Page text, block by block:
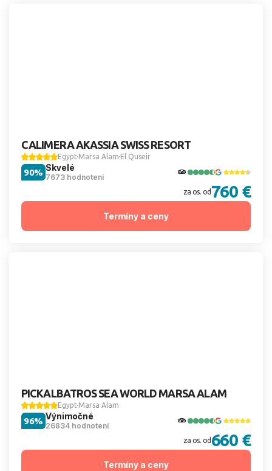
CALIMERA AKASSIA SWISS RESORT
Egypt Marsa Alam El Quseir
Skvelé
7673 hodnotení
90%
za os. od 760 €
Termíny a ceny
PICKALBATROS SEA WORLD MARSA ALAM
Egypt Marsa Alam
Výnimočné
26834 hodnotení
96%
za os. od 660 €
Termíny a ceny